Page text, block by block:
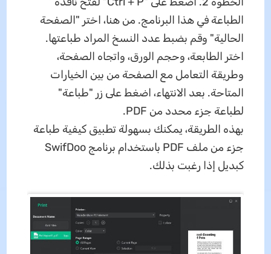
الطباعة في هذا البرنامج. من هنا، اختر "الصفحة
الحالية" وقم بضبط عدد النسخ المراد طباعتها.
اختر الطابعة، وحجم الورق، واتجاه الصفحة،
وطريقة التعامل مع الصفحة من بين الخيارات
المتاحة. بعد الانتهاء، اضغط على زر "طباعة"
لطباعة جزء محدد من PDF.
بهذه الطريقة، يمكنك بسهولة تطبيق كيفية طباعة
جزء من ملف PDF باستخدام برنامج SwifDoo
كبديل إذا رغبت بذلك.